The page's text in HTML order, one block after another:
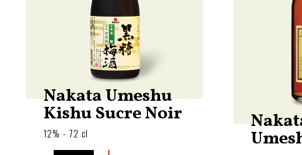
Nakata Umeshu
Kishu Sucre Noir
12% - 72 cl